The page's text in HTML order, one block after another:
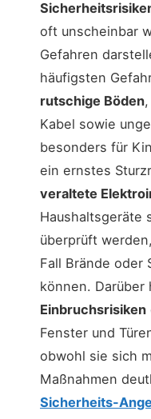
oft unscheinbar
Gefahren
häufigsten
rutschige Böden
Kabel sowie
besonders für
ein ernstes
veraltete
Haushaltsgeräte
überprüft
Fall Brände oder
können. Darüber
Einbruchsrisiken
Fenster und
obwohl sie sich
Maßnahmen
Sicherheits-